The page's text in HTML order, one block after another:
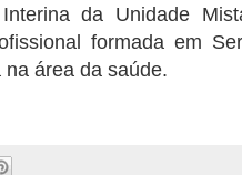
da Unidade
formada em
área da saúde.